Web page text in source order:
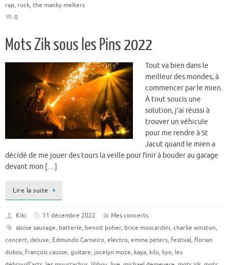
rap, rock, the manky melters
0
Mots Zik sous les Pins 2022
Tout va bien dans le
meilleur des mondes, à
commencer par le mien.
À tout soucis une
solution, j’ai réussi à
trouver un véhicule
pour me rendre à St
Jacut quand le mien a
décidé de me jouer des tours la veille pour finir à bouder au garage
devant mon […]
Lire la suite
Kiki 11 décembre 2022
Mes concerts
aloise sauvage, batterie, benoit poher, brice moscardini, charlie winston,
concert, deluxe, Edmundo Carneiro, electro, emma peters, festival, florian
dubos, françois causse, guitare, jocelyn moze, kaya, kilo, kyo, les